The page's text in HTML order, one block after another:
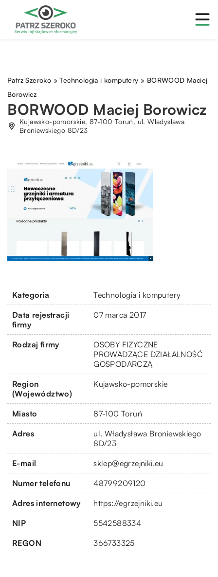
Patrz Szeroko »Technologia i komputery » BORWOOD Maciej
Borowicz
BORWOOD Maciej Borowicz
Kujawsko-pomorskie, 87-100 Toruń, ul. Władysława
Broniewskiego 8D/23
Kategoria Technologia i komputery
Data rejestracji
firmy
07 marca 2017
Rodzaj firmy
OSOBY FIZYCZNE
PROWADZĄCE DZIAŁALNOŚĆ
GOSPODARCZĄ
Region
(Województwo)
Kujawsko-pomorskie
Miasto 87-100 Toruń
Adres
ul. Władysława Broniewskiego
8D/23
E-mail sklep@egrzejniki.eu
Numer telefonu 48799209120
Adres internetowy https://egrzejniki.eu
NIP 5542588334
REGON 366733325